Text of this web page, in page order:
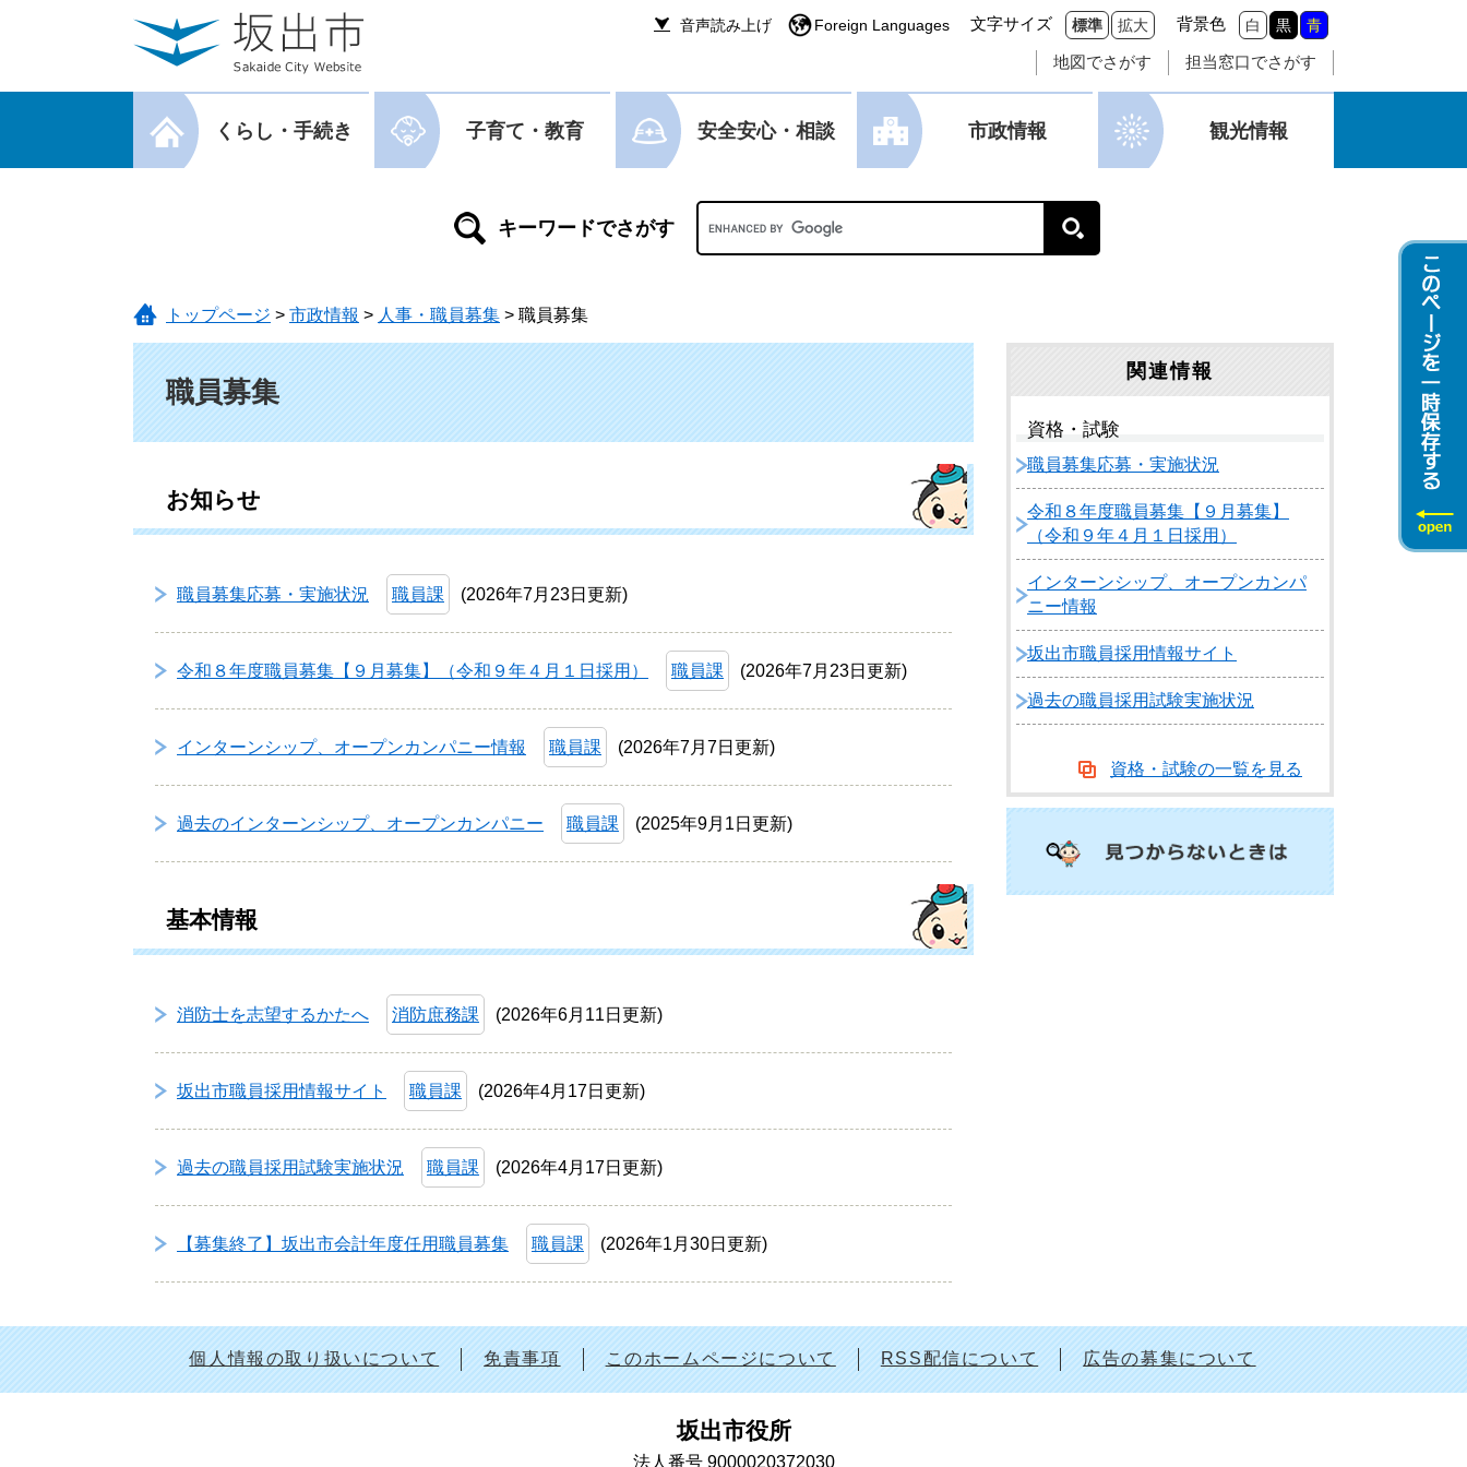
音声読み上げ Foreign Languages 文字サイズ 標準 拡大 背景色 白 黒 青
地図でさがす 担当窓口でさがす
メニューを閉じる
くらし・手続き 子育て・教育 安全安心・相談 市政情報 観光情報
Googleカスタム検索
トップページ > 市政情報 > 人事・職員募集 > 職員募集
職員募集
お知らせ
職員募集応募・実施状況 職員課 2026年7月23日更新
令和８年度職員募集【９月募集】（令和９年４月１日採用） 職員課 2026年7月23日更新
インターンシップ、オープンカンパニー情報 職員課 2026年7月7日更新
過去のインターンシップ、オープンカンパニー 職員課 2025年9月1日更新
基本情報
消防士を志望するかたへ 消防庶務課 2026年6月11日更新
坂出市職員採用情報サイト 職員課 2026年4月17日更新
過去の職員採用試験実施状況 職員課 2026年4月17日更新
【募集終了】坂出市会計年度任用職員募集 職員課 2026年1月30日更新
関連情報
資格・試験
職員募集応募・実施状況
令和８年度職員募集【９月募集】
（令和９年４月１日採用）
インターンシップ、オープンカンパ
ニー情報
坂出市職員採用情報サイト
過去の職員採用試験実施状況
資格・試験の一覧を見る
個人情報の取り扱いについて 免責事項 このホームページについて RSS配信について 広告の募集について
坂出市役所
法人番号 9000020372030